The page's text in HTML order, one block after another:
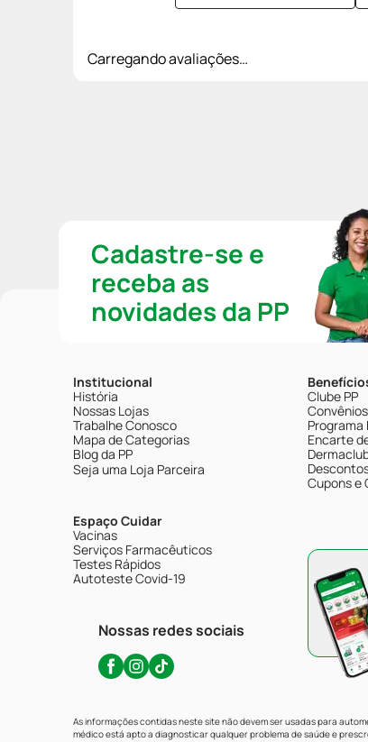
Carregando avaliações…
Cadastre-se e
receba as
novidades da PP
Institucional
História
Nossas Lojas
Trabalhe Conosco
Mapa de Categorias
Blog da PP
Seja uma Loja Parceira
Espaço Cuidar
Vacinas
Serviços Farmacêuticos
Testes Rápidos
Autoteste Covid-19
Nossas redes sociais
Clube PP
Convênios
Programa
Encarte
Cupons e
As informações contidas neste site não devem ser usadas para
médico está apto a diagnosticar qualquer problema de saúde e